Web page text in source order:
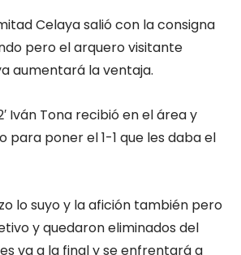
Celaya salió con la consigna
pero el arquero visitante
aumentará la ventaja.
Iván Tona recibió en el área y
para poner el 1-1 que les daba el
lo suyo y la afición también pero
y quedaron eliminados del
va a la final y se enfrentará a